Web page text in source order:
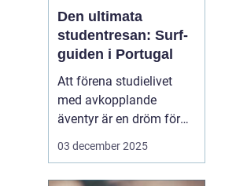
Den ultimata
studentresan: Surf-
guiden i Portugal
Att förena studielivet
med avkopplande
äventyr är en dröm för
många studenter. Att ta
03 december 2025